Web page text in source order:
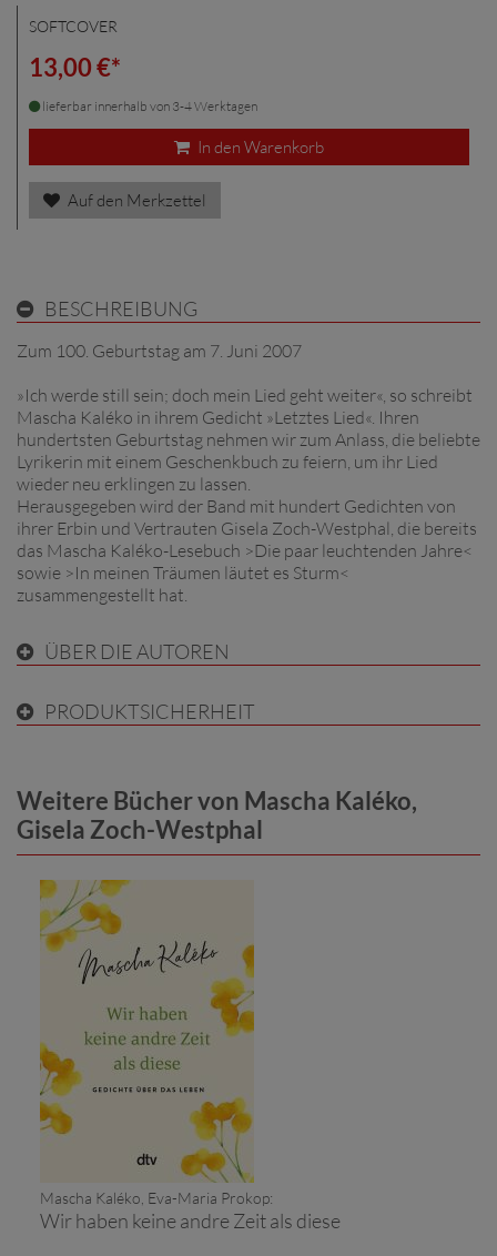
SOFTCOVER
13,00 €*
lieferbar innerhalb von 3-4 Werktagen
In den Warenkorb
Auf den Merkzettel
BESCHREIBUNG
Zum 100. Geburtstag am 7. Juni 2007
»Ich werde still sein; doch mein Lied geht weiter«, so schreibt
Mascha Kaléko in ihrem Gedicht »Letztes Lied«. Ihren
hundertsten Geburtstag nehmen wir zum Anlass, die beliebte
Lyrikerin mit einem Geschenkbuch zu feiern, um ihr Lied
wieder neu erklingen zu lassen.
Herausgegeben wird der Band mit hundert Gedichten von
ihrer Erbin und Vertrauten Gisela Zoch-Westphal, die bereits
das Mascha Kaléko-Lesebuch >Die paar leuchtenden Jahre<
sowie >In meinen Träumen läutet es Sturm<
zusammengestellt hat.
ÜBER DIE AUTOREN
PRODUKTSICHERHEIT
Weitere Bücher von Mascha Kaléko,
Gisela Zoch-Westphal
Mascha Kaléko, Eva-Maria Prokop:
Wir haben keine andre Zeit als diese